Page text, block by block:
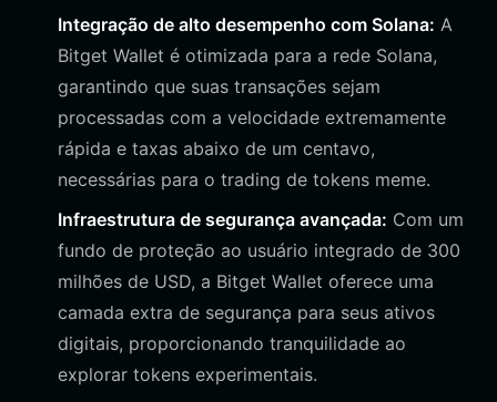
Integração de alto desempenho com Solana: A
Bitget Wallet é otimizada para a rede Solana,
garantindo que suas transações sejam
processadas com a velocidade extremamente
rápida e taxas abaixo de um centavo,
necessárias para o trading de tokens meme.
Infraestrutura de segurança avançada: Com um
fundo de proteção ao usuário integrado de 300
milhões de USD, a Bitget Wallet oferece uma
camada extra de segurança para seus ativos
digitais, proporcionando tranquilidade ao
explorar tokens experimentais.